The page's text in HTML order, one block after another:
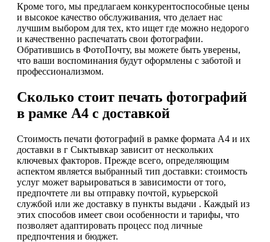
Кроме того, мы предлагаем конкурентоспособные цены
и высокое качество обслуживания, что делает нас
лучшим выбором для тех, кто ищет где можно недорого
и качественно распечатать свои фотографии.
Обратившись в ФотоПочту, вы можете быть уверены,
что ваши воспоминания будут оформлены с заботой и
профессионализмом.
Сколько стоит печать фотографий
в рамке А4 с доставкой
Стоимость печати фотографий в рамке формата А4 и их
доставки в г Сыктывкар зависит от нескольких
ключевых факторов. Прежде всего, определяющим
аспектом является выбранный тип доставки: стоимость
услуг может варьироваться в зависимости от того,
предпочтете ли вы отправку почтой, курьерской
службой или же доставку в пункты выдачи . Каждый из
этих способов имеет свои особенности и тарифы, что
позволяет адаптировать процесс под личные
предпочтения и бюджет.